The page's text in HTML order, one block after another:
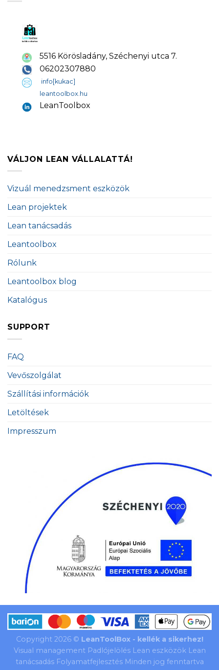
5516 Körösladány, Széchenyi utca 7.
06202307880
info[kukac]
leantoolbox.hu
LeanToolbox
VÁLJON LEAN VÁLLALATTÁ!
Vizuál menedzsment eszközök
Lean projektek
Lean tanácsadás
Leantoolbox
Rólunk
Leantoolbox blog
Katalógus
SUPPORT
FAQ
Vevőszolgálat
Szállítási információk
Letöltések
Impresszum
Copyright 2026 © LeanToolBox - kellék a sikerhez!
Visual management Padlójelölés Lean eszközök Lean
tanácsadás Folyamatfejlesztés Minden jog fenntartva